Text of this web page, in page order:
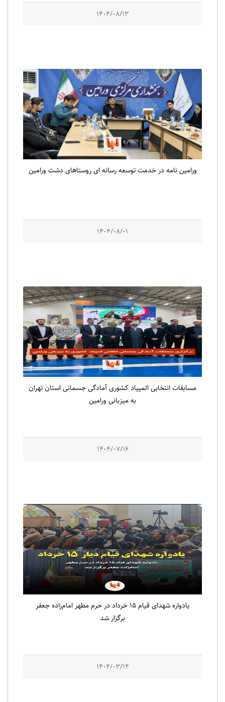
1404/08/13
ورامین نامه در خدمت توسعه رسانه ای روستاهای دشت ورامین
1404/08/01
مسابقات انتخابی المپیاد کشوری آمادگی جسمانی استان تهران
به میزبانی ورامین
1404/07/16
یادواره شهدای قیام ۱۵ خرداد در حرم مطهر امام‌زاده جعفر
برگزار شد
1404/03/14